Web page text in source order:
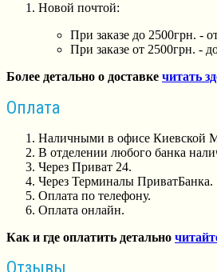
Новой почтой:
При заказе до 2500грн. -
При заказе от 2500грн.
Более детально о доставке читать
Оплата
Наличными в офисе Киевской
В отделении любого банка
Через Приват 24.
Через Терминалы ПриватБанка.
Оплата по телефону.
Оплата онлайн.
Как и где оплатить детально
Отзывы